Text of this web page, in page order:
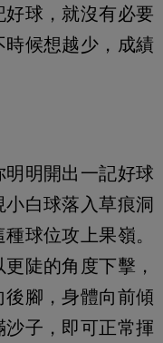
球，就沒有必要
候想越少，成績
明開出一記好球
白球落入草痕洞
球位攻上果嶺。
陡的角度下擊，
腳，身體向前傾
子，即可正常揮